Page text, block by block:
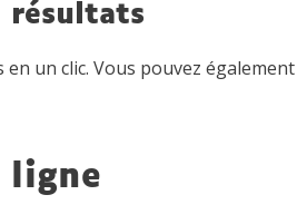
résultats
un clic. Vous pouvez
ligne